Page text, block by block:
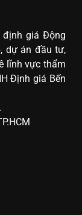
định giá Động
dự án đầu tư,
lĩnh vực thẩm
Định giá Bến